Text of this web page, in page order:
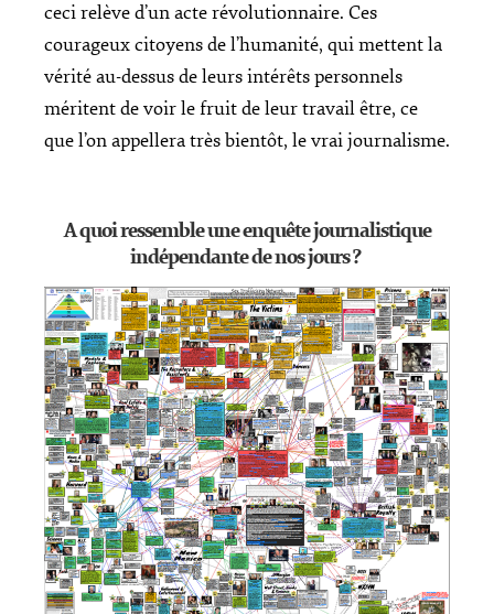
ceci relève d’un acte révolutionnaire. Ces
courageux citoyens de l’humanité, qui mettent la
vérité au-dessus de leurs intérêts personnels
méritent de voir le fruit de leur travail être, ce
que l’on appellera très bientôt, le vrai journalisme.
A quoi ressemble une enquête journalistique
indépendante de nos jours ?